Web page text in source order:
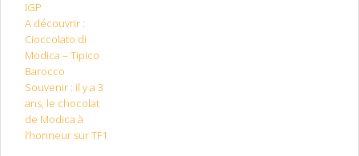
IGP
A découvrir :
Cioccolato di
Modica – Tipico
Barocco
Souvenir : il y a 3
ans, le chocolat
de Modica à
l’honneur sur TF1